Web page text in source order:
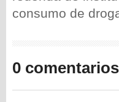
consumo de
0 comentarios